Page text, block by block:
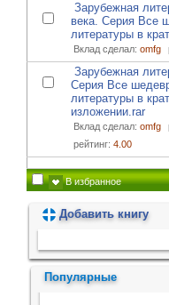
Зарубежная
века. Серия Все
литературы в
Вклад сделал: omfg
Зарубежная
Серия Все
литературы в
изложении.rar
Вклад сделал: omfg
рейтинг: 4.00
В избранное
Добавить книгу
Популярные